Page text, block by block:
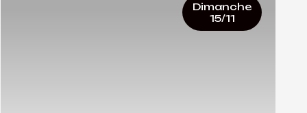
Dimanche
15/11